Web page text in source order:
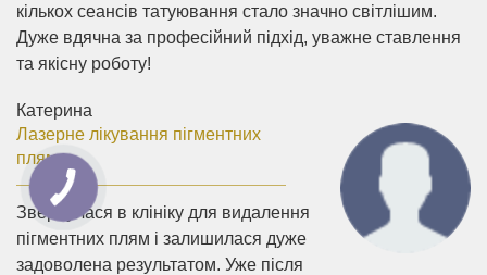
кількох сеансів татуювання стало значно світлішим.
Дуже вдячна за професійний підхід, уважне ставлення
та якісну роботу!
Катерина
Лазерне лікування пігментних
плям
Звернулася в клініку для видалення
пігментних плям і залишилася дуже
задоволена результатом. Уже після